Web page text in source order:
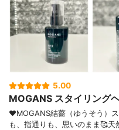
5.00
MOGANS スタイリング
♥MOGANS結薔（ゆうそう）
も、指通りも、思いのまま🥰